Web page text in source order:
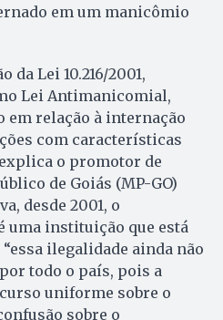
em um manicômio
da Lei 10.216/2001,
Lei Antimani­comial,
em relação à internação
com características
o promotor de
de Goiás (MP-GO)
desde 2001, o
instituição que está
ilegalidade ainda não
todo o país, pois a
uniforme sobre o
sobre o